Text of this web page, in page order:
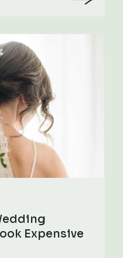
Expensive